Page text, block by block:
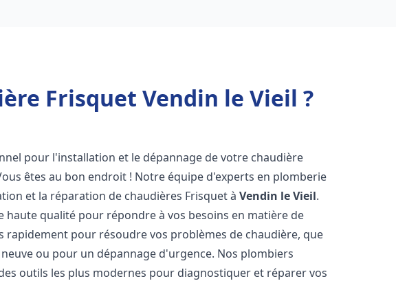
Frisquet Vendin le Vieil ?
pour l'installation et le dépannage de votre chaudière
êtes au bon endroit ! Notre équipe d'experts en plomberie
et la réparation de chaudières Frisquet àVendin le Vieil.
haute qualité pour répondre à vos besoins en matière de
rapidement pour résoudre vos problèmes de chaudière, que
ou pour un dépannage d'urgence. Nos plombiers
outils les plus modernes pour diagnostiquer et réparer vos